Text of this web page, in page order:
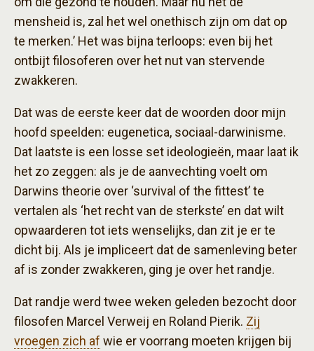
mensheid is, zal het wel onethisch zijn om dat op
te merken.’ Het was bijna terloops: even bij het
ontbijt filosoferen over het nut van stervende
zwakkeren.
Dat was de eerste keer dat de woorden door mijn
hoofd speelden: eugenetica, sociaal-darwinisme.
Dat laatste is een losse set ideologieën, maar laat ik
het zo zeggen: als je de aanvechting voelt om
Darwins theorie over ‘survival of the fittest’ te
vertalen als ‘het recht van de sterkste’ en dat wilt
opwaarderen tot iets wenselijks, dan zit je er te
dicht bij. Als je impliceert dat de samenleving beter
af is zonder zwakkeren, ging je over het randje.
Dat randje werd twee weken geleden bezocht door
filosofen Marcel Verweij en Roland Pierik. Zij
vroegen zich af wie er voorrang moeten krijgen bij